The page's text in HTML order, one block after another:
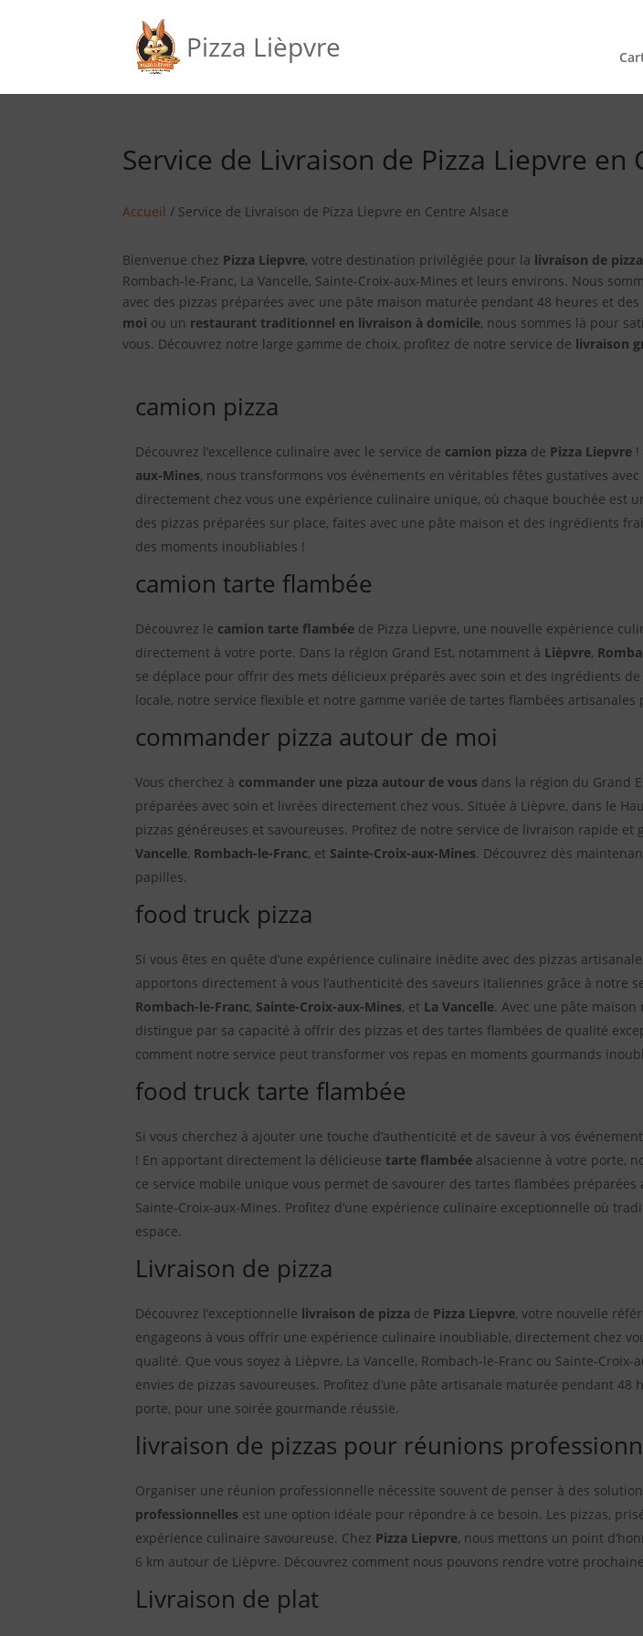
Pizza Lièpvre
Service de Livraison de Pizza Liepvre en
Accueil / Service de Livraison de Pizza Liepvre en Centre Alsace
Bienvenue chez Pizza Liepvre, votre destination privilégiée pour la livraison de
Rombach-le-Franc, La Vancelle, Sainte-Croix-aux-Mines et leurs environs. Nous
avec des pizzas préparées avec une pâte maison maturée pendant 48 heures et
moi ou un restaurant traditionnel en livraison à domicile, nous sommes là pour
vous. Découvrez notre large gamme de choix, profitez de notre service de livraison
camion pizza
Découvrez l’excellence culinaire avec le service de camion pizza de Pizza Liepvre !
aux-Mines, nous transformons vos événements en véritables fêtes gustatives
directement chez vous une expérience culinaire unique, où chaque bouchée est
des pizzas préparées sur place, faites avec une pâte maison et des ingrédients
des moments inoubliables !
camion tarte flambée
Découvrez le camion tarte flambée de Pizza Liepvre, une nouvelle expérience
directement à votre porte. Dans la région Grand Est, notamment à Lièpvre,
se déplace pour offrir des mets délicieux préparés avec soin et des ingrédients
locale, notre service flexible et notre gamme variée de tartes flambées
commander pizza autour de moi
Vous cherchez à commander une pizza autour de vous dans la région du Grand
préparées avec soin et livrées directement chez vous. Située à Lièpvre, dans le
pizzas généreuses et savoureuses. Profitez de notre service de livraison rapide
Vancelle, Rombach-le-Franc, et Sainte-Croix-aux-Mines. Découvrez dès
papilles.
food truck pizza
Si vous êtes en quête d’une expérience culinaire inédite avec des pizzas
apportons directement à vous l’authenticité des saveurs italiennes grâce à notre
Rombach-le-Franc, Sainte-Croix-aux-Mines, et La Vancelle. Avec une pâte
distingue par sa capacité à offrir des pizzas et des tartes flambées de qualité
comment notre service peut transformer vos repas en moments gourmands
food truck tarte flambée
Si vous cherchez à ajouter une touche d’authenticité et de saveur à vos
! En apportant directement la délicieuse tarte flambée alsacienne à votre porte,
ce service mobile unique vous permet de savourer des tartes flambées préparées
Sainte-Croix-aux-Mines. Profitez d’une expérience culinaire exceptionnelle où
espace.
Livraison de pizza
Découvrez l’exceptionnelle livraison de pizza de Pizza Liepvre, votre nouvelle
engageons à vous offrir une expérience culinaire inoubliable, directement chez
qualité. Que vous soyez à Lièpvre, La Vancelle, Rombach-le-Franc ou Sainte-
envies de pizzas savoureuses. Profitez d’une pâte artisanale maturée pendant
porte, pour une soirée gourmande réussie.
livraison de pizzas pour réunions
Organiser une réunion professionnelle nécessite souvent de penser à des
professionnelles est une option idéale pour répondre à ce besoin. Les pizzas,
expérience culinaire savoureuse. Chez Pizza Liepvre, nous mettons un point
6 km autour de Lièpvre. Découvrez comment nous pouvons rendre votre
Livraison de plat